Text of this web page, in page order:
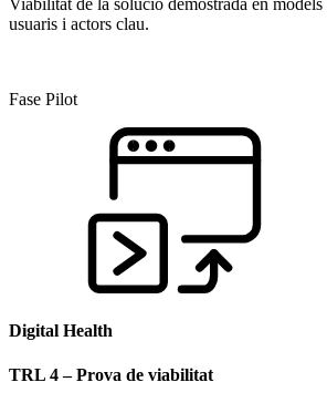
Viabilitat de la solució demostrada en
usuaris i actors clau.
Fase Pilot​
Digital Health
TRL 4 – Prova de viabilitat